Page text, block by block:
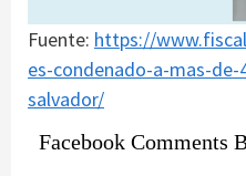
Fuente: https://
es-condenado-a-mas-
salvador/
Facebook Comments